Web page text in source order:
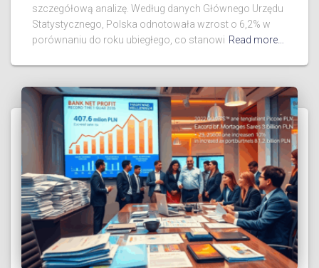
szczegółową analizę. Według danych Głównego Urzędu
Statystycznego, Polska odnotowała wzrost o 6,2% w
porównaniu do roku ubiegłego, co stanowi Read more…